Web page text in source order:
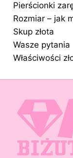
Pierścionki
Rozmiar – jak
Skup złota
Wasze pytania
Właściwości